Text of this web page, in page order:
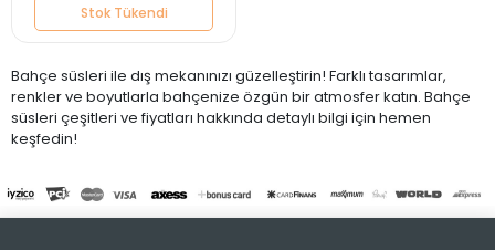
Stok Tükendi
Bahçe süsleri ile dış mekanınızı güzelleştirin! Farklı tasarımlar,
renkler ve boyutlarla bahçenize özgün bir atmosfer katın. Bahçe
süsleri çeşitleri ve fiyatları hakkında detaylı bilgi için hemen
keşfedin!